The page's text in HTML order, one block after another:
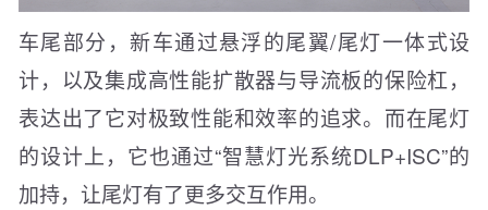
车尾部分，新车通过悬浮的尾翼/尾灯一体式设
计，以及集成高性能扩散器与导流板的保险杠，
表达出了它对极致性能和效率的追求。而在尾灯
的设计上，它也通过“智慧灯光系统DLP+ISC”的
加持，让尾灯有了更多交互作用。